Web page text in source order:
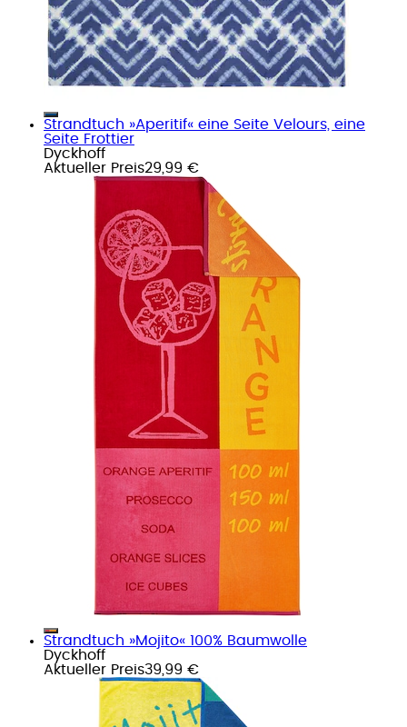
Strandtuch »Aperitif« eine Seite Velours, eine
Seite Frottier
Dyckhoff
Aktueller Preis29,99 €
Strandtuch »Mojito« 100% Baumwolle
Dyckhoff
Aktueller Preis39,99 €